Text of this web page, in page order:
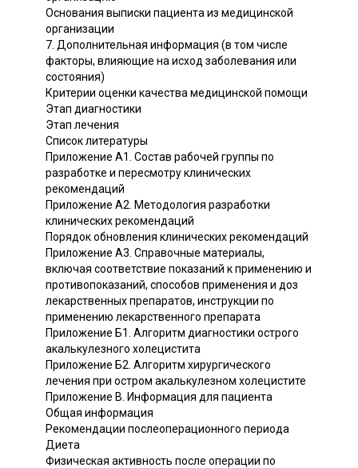
Основания выписки пациента из медицинской
организации
7. Дополнительная информация (в том числе
факторы, влияющие на исход заболевания или
состояния)
Критерии оценки качества медицинской помощи
Этап диагностики
Этап лечения
Список литературы
Приложение А1. Состав рабочей группы по
разработке и пересмотру клинических
рекомендаций
Приложение А2. Методология разработки
клинических рекомендаций
Порядок обновления клинических рекомендаций
Приложение А3. Справочные материалы,
включая соответствие показаний к применению и
противопоказаний, способов применения и доз
лекарственных препаратов, инструкции по
применению лекарственного препарата
Приложение Б1. Алгоритм диагностики острого
акалькулезного холецистита
Приложение Б2. Алгоритм хирургического
лечения при остром акалькулезном холецистите
Приложение В. Информация для пациента
Общая информация
Рекомендации послеоперационного периода
Диета
Физическая активность после операции по